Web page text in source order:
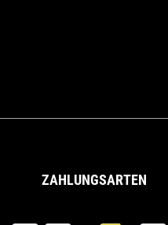
ZAHLUNGSARTEN